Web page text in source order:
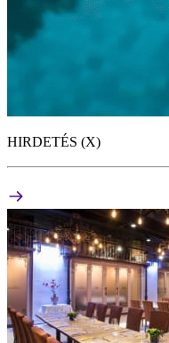
HIRDETÉS (X)